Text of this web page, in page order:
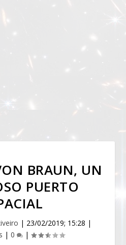
BRAUN, UN
PUERTO
| 23/02/2019; 15:28 |
| 0 |